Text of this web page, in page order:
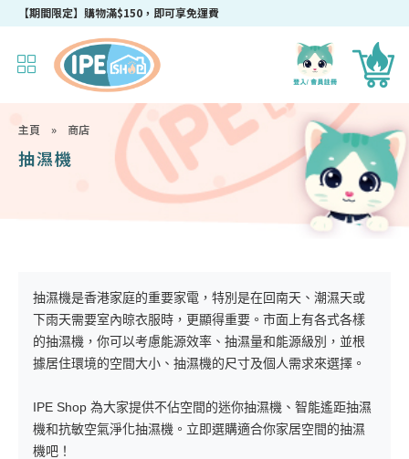
【期間限定】購物滿$150，即可享免運費
主頁 » 商店
抽濕機
抽濕機是香港家庭的重要家電，特別是在回南天、潮濕天或
下雨天需要室內晾衣服時，更顯得重要。市面上有各式各樣
的抽濕機，你可以考慮能源效率、抽濕量和能源級別，並根
據居住環境的空間大小、抽濕機的尺寸及個人需求來選擇。
IPE Shop 為大家提供不佔空間的迷你抽濕機、智能遙距抽濕
機和抗敏空氣淨化抽濕機。立即選購適合你家居空間的抽濕
機吧！